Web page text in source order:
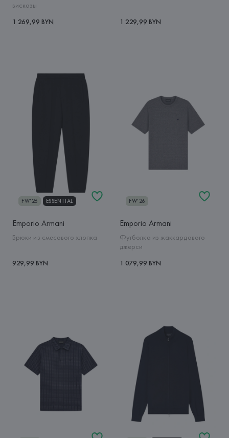
вискозы
1 269,99 BYN
1 229,99 BYN
FW'26 ESSENTIAL
Emporio Armani
Брюки из смесового хлопка
929,99 BYN
FW'26
Emporio Armani
Футболка из жаккардового
джерси
1 079,99 BYN